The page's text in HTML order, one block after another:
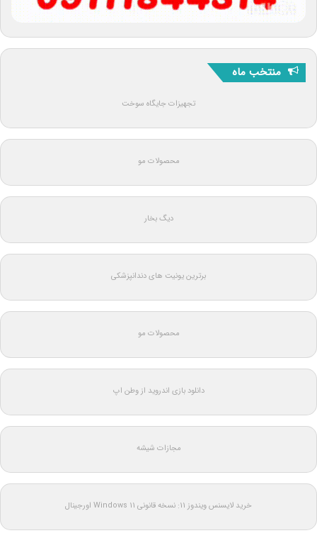
منتخب ماه
تجهیزات جایگاه سوخت
محصولات مو
دیگ بخار
برترین یونیت های دندانپزشکی
محصولات مو
دانلود بازی اندروید از وطن اپ
مجازات شیشه
خرید لایسنس ویندوز 11: نسخه قانونی Windows 11 اورجینال